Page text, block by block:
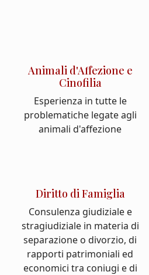
Animali d'Affezione e
Cinofilia
Esperienza in tutte le
problematiche legate agli
animali d'affezione
Diritto di Famiglia
Consulenza giudiziale e
stragiudiziale in materia di
separazione o divorzio, di
rapporti patrimoniali ed
economici tra coniugi e di